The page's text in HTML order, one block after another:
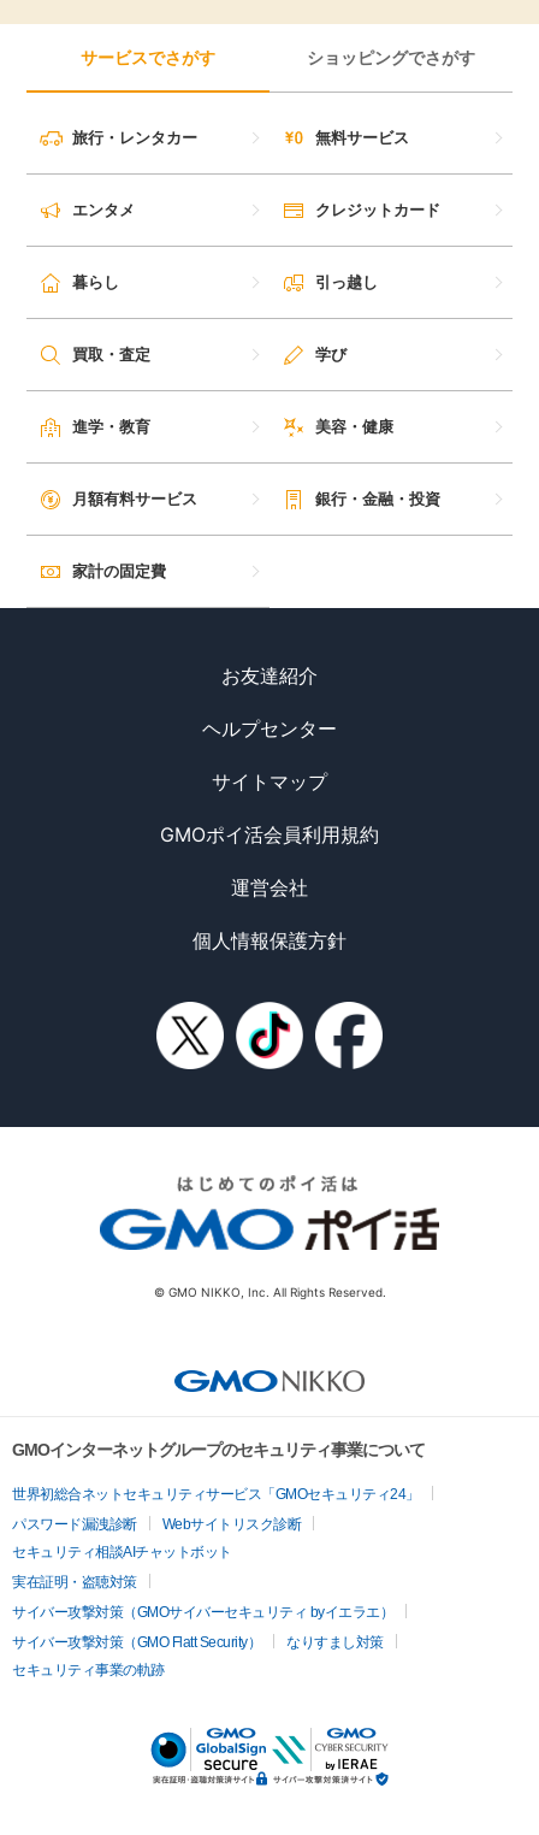
サービスでさがす ショッピングでさがす
旅行・レンタカー 無料サービス
エンタメ クレジットカード
暮らし 引っ越し
買取・査定 学び
進学・教育 美容・健康
月額有料サービス 銀行・金融・投資
家計の固定費
お友達紹介
ヘルプセンター
サイトマップ
GMOポイ活会員利用規約
運営会社
個人情報保護方針
© GMO NIKKO, Inc. All Rights Reserved.
GMOインターネットグループのセキュリティ事業について
世界初総合ネットセキュリティサービス「GMOセキュリティ24」
パスワード漏洩診断
Webサイトリスク診断
セキュリティ相談AIチャットボット
実在証明・盗聴対策
サイバー攻撃対策（GMOサイバーセキュリティ byイエラエ）
サイバー攻撃対策（GMO Flatt Security）
なりすまし対策
セキュリティ事業の軌跡